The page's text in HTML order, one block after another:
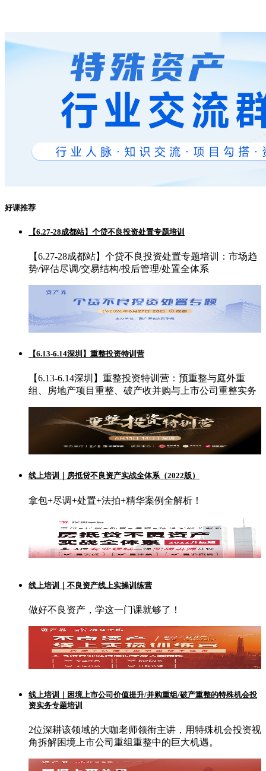
好课推荐
【6.27-28成都站】个贷不良投资处置专题培训
【6.27-28成都站】个贷不良投资处置专题培训：市场趋
势/评估尽调/交易结构/投后管理/处置全体系
【6.13-6.14深圳】重整投资特训营
【6.13-6.14深圳】重整投资特训营：预重整与庭外重
组、房地产项目重整、破产收并购与上市公司重整实务
线上培训｜房抵贷不良资产实战全体系（2022版）
拿包+尽调+处置+法拍+精华案例全解析！
线上培训｜不良资产线上实操训练营
做好不良资产，学这一门课就够了！
线上培训｜困境上市公司价值提升/并购重组/破产重整的特殊机会投
资实务专题培训
2位深耕该领域的大咖老师领衔主讲，用特殊机会投资视
角拆解困境上市公司重组重整中的巨大机遇。